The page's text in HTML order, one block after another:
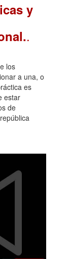
y
.
los
a una, o
es
estar
de